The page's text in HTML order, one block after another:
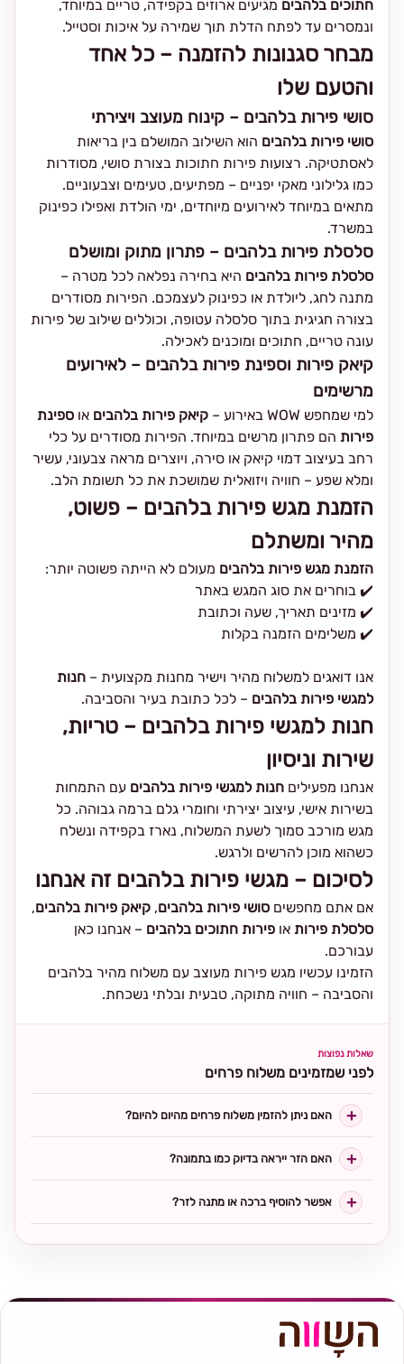
חתוכים בלהבים מגיעים ארוזים בקפידה, טריים במיוחד,
ונמסרים עד לפתח הדלת תוך שמירה על איכות וסטייל.
מבחר סגנונות להזמנה – כל אחד
והטעם שלו
סושי פירות בלהבים – קינוח מעוצב ויצירתי
סושי פירות בלהבים הוא השילוב המושלם בין בריאות
לאסתטיקה. רצועות פירות חתוכות בצורת סושי, מסודרות
כמו גלילוני מאקי יפניים – מפתיעים, טעימים וצבעוניים.
מתאים במיוחד לאירועים מיוחדים, ימי הולדת ואפילו כפינוק
במשרד.
סלסלת פירות בלהבים – פתרון מתוק ומושלם
סלסלת פירות בלהבים היא בחירה נפלאה לכל מטרה –
מתנה לחג, ליולדת או כפינוק לעצמכם. הפירות מסודרים
בצורה חגיגית בתוך סלסלה עטופה, וכוללים שילוב של פירות
עונה טריים, חתוכים ומוכנים לאכילה.
קיאק פירות וספינת פירות בלהבים – לאירועים
מרשימים
למי שמחפש WOW באירוע – קיאק פירות בלהבים או ספינת
פירות הם פתרון מרשים במיוחד. הפירות מסודרים על כלי
רחב בעיצוב דמוי קיאק או סירה, ויוצרים מראה צבעוני, עשיר
ומלא שפע – חוויה ויזואלית שמושכת את כל תשומת הלב.
הזמנת מגש פירות בלהבים – פשוט,
מהיר ומשתלם
הזמנת מגש פירות בלהבים מעולם לא הייתה פשוטה יותר:
✔️ בוחרים את סוג המגש באתר
✔️ מזינים תאריך, שעה וכתובת
✔️ משלימים הזמנה בקלות
אנו דואגים למשלוח מהיר וישיר מחנות מקצועית – חנות
למגשי פירות בלהבים – לכל כתובת בעיר והסביבה.
חנות למגשי פירות בלהבים – טריות,
שירות וניסיון
אנחנו מפעילים חנות למגשי פירות בלהבים עם התמחות
בשירות אישי, עיצוב יצירתי וחומרי גלם ברמה גבוהה. כל
מגש מורכב סמוך לשעת המשלוח, נארז בקפידה ונשלח
כשהוא מוכן להרשים ולרגש.
לסיכום – מגשי פירות בלהבים זה אנחנו
אם אתם מחפשים סושי פירות בלהבים, קיאק פירות בלהבים,
סלסלת פירות או פירות חתוכים בלהבים – אנחנו כאן
עבורכם.
הזמינו עכשיו מגש פירות מעוצב עם משלוח מהיר בלהבים
והסביבה – חוויה מתוקה, טבעית ובלתי נשכחת.
שאלות נפוצות
לפני שמזמינים משלוח פרחים
האם ניתן להזמין משלוח פרחים מהיום להיום?
האם הזר ייראה בדיוק כמו בתמונה?
אפשר להוסיף ברכה או מתנה לזר?